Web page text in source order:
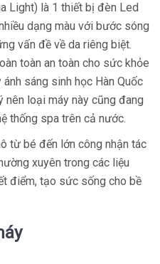
Light) là 1 thiết bị đèn Led
dạng màu với bước sóng
vấn đề về da riêng biệt.
toàn an toàn cho sức khỏe
sáng sinh học Hàn Quốc
nên loại máy này cũng đang
thống spa trên cả nước.
từ bé đến lớn công nhận tác
xuyên trong các liệu
điểm, tạo sức sống cho bề